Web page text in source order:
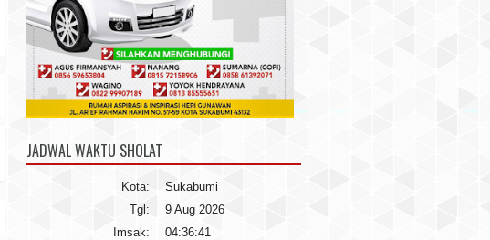
JADWAL WAKTU SHOLAT
Kota:
Sukabumi
Tgl:
9 Aug 2026
Imsak:
04:36:41